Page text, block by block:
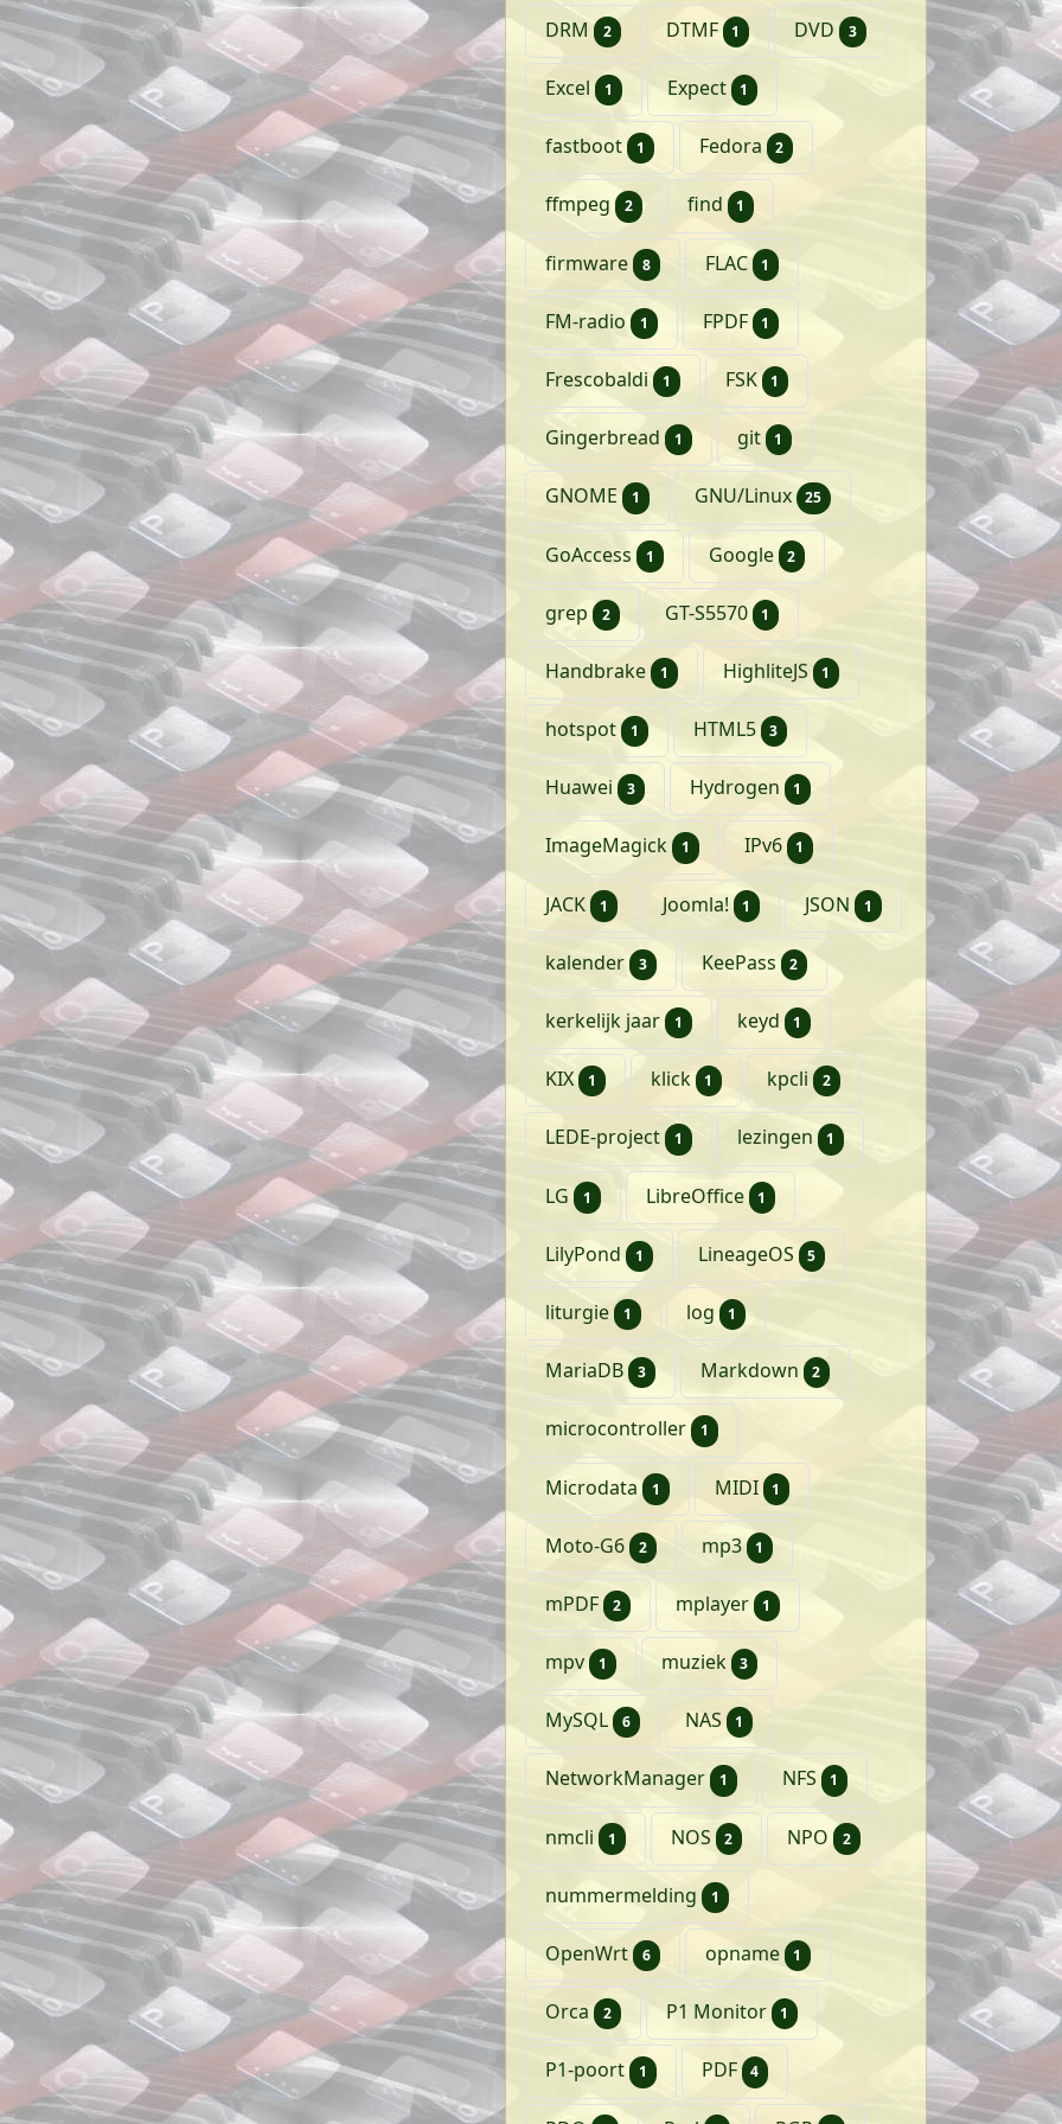
DRM 2 artikelen
DTMF 1 artikelDVD 3 artikelen
Excel 1 artikelExpect 1 artikel
fastboot 1 artikelFedora 2 artikelen
ffmpeg 2 artikelen
find 1 artikel
firmware 8 artikelen
FLAC 1 artikel
FM-radio 1 artikelFPDF 1 artikel
Frescobaldi 1 artikelFSK 1 artikel
Gingerbread 1 artikelgit 1 artikel
GNOME 1 artikelGNU/Linux 25 artikelen
GoAccess 1 artikelGoogle 2 artikelen
grep 2 artikelenGT-S5570 1 artikel
Handbrake 1 artikelHighliteJS 1 artikel
hotspot 1 artikelHTML5 3 artikelen
Huawei 3 artikelenHydrogen 1 artikel
ImageMagick 1 artikelIPv6 1 artikel
JACK 1 artikelJoomla! 1 artikelJSON 1 artikel
kalender 3 artikelenKeePass 2 artikelen
kerkelijk jaar 1 artikelkeyd 1 artikel
KIX 1 artikelklick 1 artikelkpcli 2 artikelen
LEDE-project 1 artikellezingen 1 artikel
LG 1 artikelLibreOffice 1 artikel
LilyPond 1 artikelLineageOS 5 artikelen
liturgie 1 artikellog 1 artikel
MariaDB 3 artikelenMarkdown 2 artikelen
microcontroller 1 artikel
Microdata 1 artikelMIDI 1 artikel
Moto-G6 2 artikelen
mp3 1 artikel
mPDF 2 artikelenmplayer 1 artikel
mpv 1 artikelmuziek 3 artikelen
MySQL 6 artikelen
NAS 1 artikel
NetworkManager 1 artikelNFS 1 artikel
nmcli 1 artikelNOS 2 artikelen
NPO 2 artikelen
nummermelding 1 artikel
OpenWrt 6 artikelenopname 1 artikel
Orca 2 artikelenP1 Monitor 1 artikel
P1-poort 1 artikelPDF 4 artikelen